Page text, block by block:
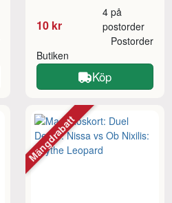
10 kr
4 på
postorder
Butiken
Postorder
Köp
Mängdrabatt